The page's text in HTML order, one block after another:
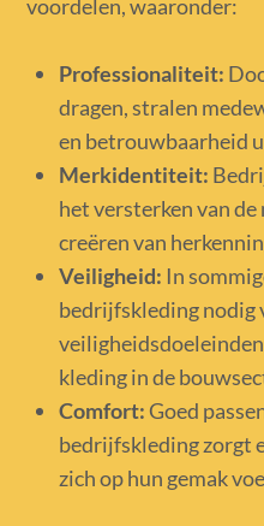
voordelen, waaronder:
Professionaliteit:
dragen, stralen
en betrouwbaarheid
Merkidentiteit:
het versterken van
creëren van
Veiligheid: In
bedrijfskleding nodig
kleding in de
Comfort:Goed
bedrijfskleding zorgt
zich op hun gemak